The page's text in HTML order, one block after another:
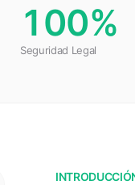
100%
Seguridad Legal